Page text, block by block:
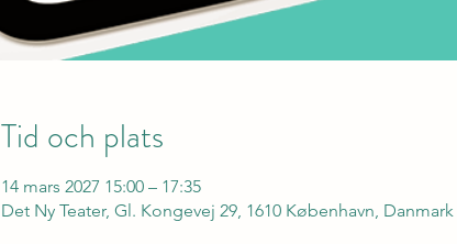
Tid och plats
14 mars 2027 15:00 – 17:35
Det Ny Teater, Gl. Kongevej 29, 1610 København, Danmark